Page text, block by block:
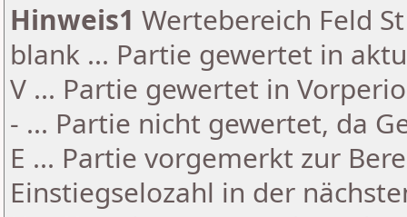
Hinweis1 Wertebereich Feld
blank ... Partie gewertet in
V ... Partie gewertet in
- ... Partie nicht gewertet, da
E ... Partie vorgemerkt zur
Einstiegselozahl in der